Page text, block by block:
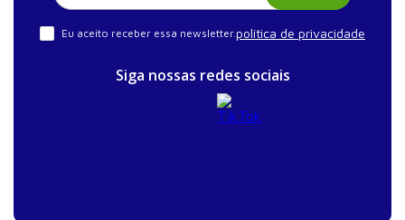
Eu aceito receber essa newsletter.política de privacidade
Siga nossas redes sociais